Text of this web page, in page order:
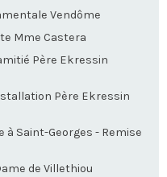
Vendôme
Mme Castera
Père Ekressin
Père Ekressin
à Saint-Georges - Remise
de Villethiou